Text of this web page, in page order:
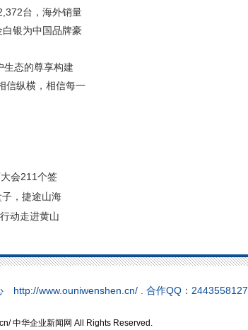
台，海外销量
银为中国品牌豪
生态的尊享构建
信纵横，相信每一
会211个签
，捷途山海
动走进黄山
http://www.ouniwenshen.cn/ . 合作QQ：2443558127
中华企业新闻网 All Rights Reserved.